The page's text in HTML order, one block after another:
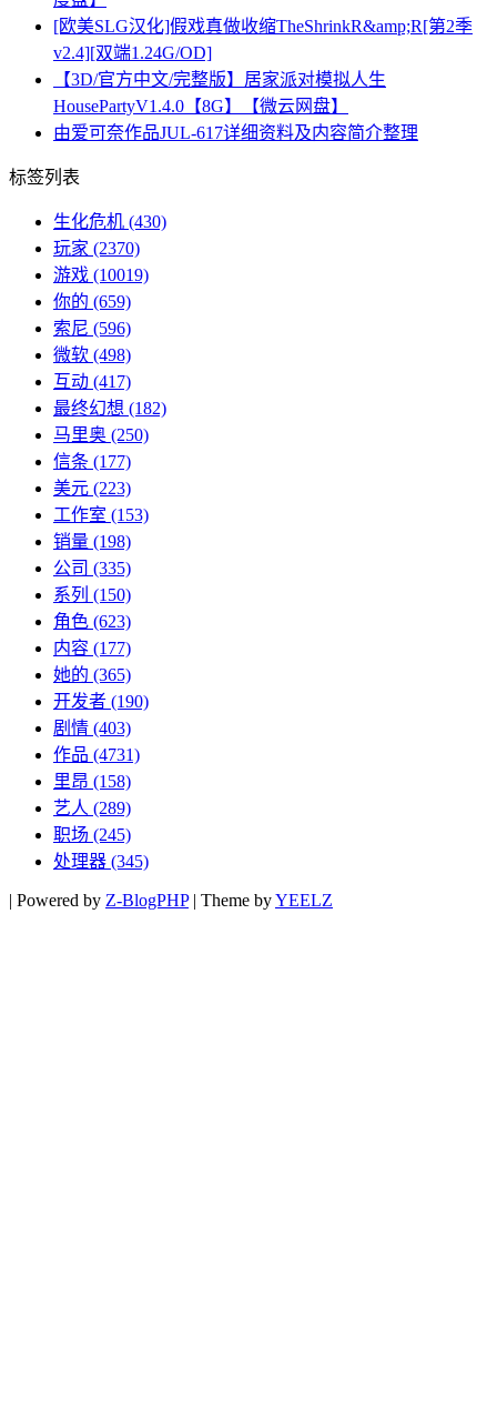
[欧美SLG汉化]假戏真做收缩TheShrinkR&amp;R[第2季
v2.4][双端1.24G/OD]
【3D/官方中文/完整版】居家派对模拟人生
HousePartyV1.4.0【8G】【微云网盘】
由爱可奈作品JUL-617详细资料及内容简介整理
标签列表
生化危机 (430)
玩家 (2370)
游戏 (10019)
你的 (659)
索尼 (596)
微软 (498)
互动 (417)
最终幻想 (182)
马里奥 (250)
信条 (177)
美元 (223)
工作室 (153)
销量 (198)
公司 (335)
系列 (150)
角色 (623)
内容 (177)
她的 (365)
开发者 (190)
剧情 (403)
作品 (4731)
里昂 (158)
艺人 (289)
职场 (245)
处理器 (345)
| Powered by Z-BlogPHP | Theme byYEELZ